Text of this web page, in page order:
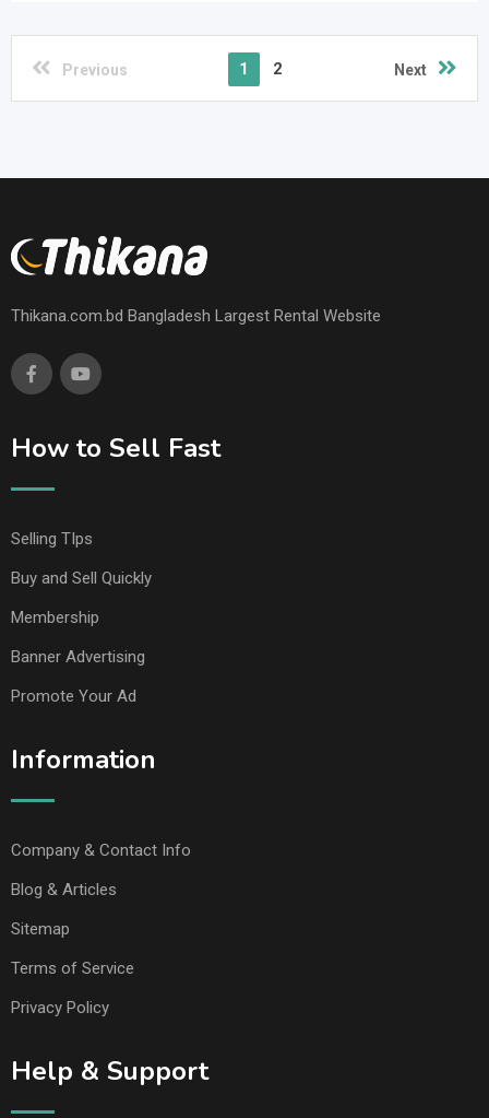
Previous 1 2 Next
Thikana.com.bd Bangladesh Largest Rental Website
How to Sell Fast
Selling TIps
Buy and Sell Quickly
Membership
Banner Advertising
Promote Your Ad
Information
Company & Contact Info
Blog & Articles
Sitemap
Terms of Service
Privacy Policy
Help & Support